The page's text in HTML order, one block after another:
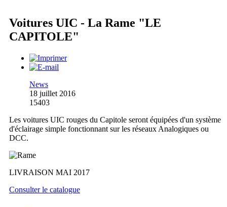
Voitures UIC - La Rame "LE
CAPITOLE"
News
18 juillet 2016
15403
Les voitures UIC rouges du Capitole seront équipées d'un système
d'éclairage simple fonctionnant sur les réseaux Analogiques ou
DCC.
LIVRAISON MAI 2017
Consulter le catalogue